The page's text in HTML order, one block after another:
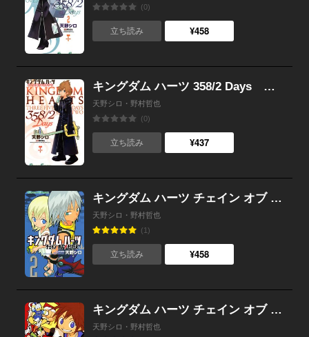
(0)
立ち読み ¥458
キングダム ハーツ 358/2 Days （1）
天野シロ・野村哲也
(0)
立ち読み ¥437
キングダム ハーツ チェイン オブ メモリーズ （2）
天野シロ・野村哲也
(1)
立ち読み ¥458
キングダム ハーツ チェイン オブ メモリーズ （1）
天野シロ・野村哲也